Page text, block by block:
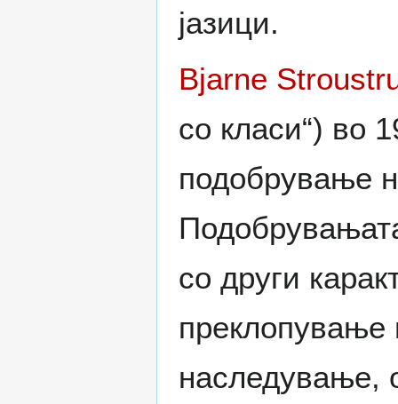
јазици.
Bjarne
со класи“) во
подобрување
со други
преклопување
наследување,